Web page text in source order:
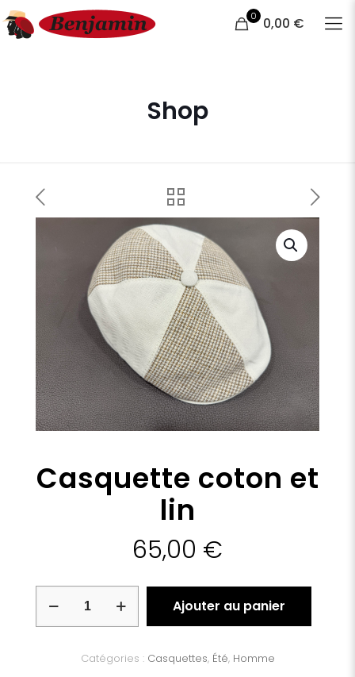
0 0,00 €
Shop
Casquette coton et
lin
65,00 €
Ajouter au panier
Catégories : Casquettes, Été, Homme